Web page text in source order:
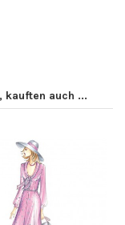
kauften auch ...